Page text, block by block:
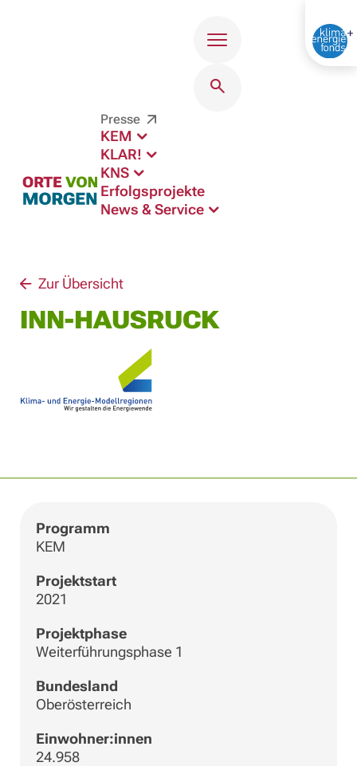
Presse
KEM
KLAR!
KNS
Erfolgsprojekte
News & Service
Zur Übersicht
INN-HAUSRUCK
+
Programm
KEM
Projektstart
2021
Projektphase
Weiterführungsphase 1
Bundesland
Oberösterreich
Einwohner:innen
24.958